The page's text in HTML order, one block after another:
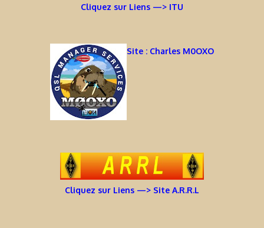
Cliquez sur Liens —> ITU
Site : Charles M0OXO
Cliquez sur Liens —> Site A.R.R.L